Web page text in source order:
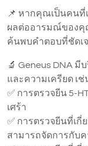
📌 หากคุณเป็นคนที่
ผลต่ออารมณ์ของคุ
ค้นพบคำตอบที่ชัดเ
🔬 Geneus DNA
และความเครียด เช่
✅ การตรวจยีน 5-
เศร้า
✅ การตรวจยีนที่เ
สามารถจัดการกับ